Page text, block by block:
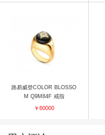
路易威登COLOR BLOSSO
M Q9M84F 戒指
￥60000